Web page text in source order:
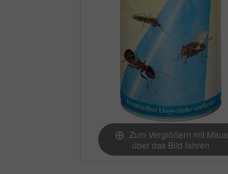
Zum Vergrößern mit Maus
über das Bild fahren